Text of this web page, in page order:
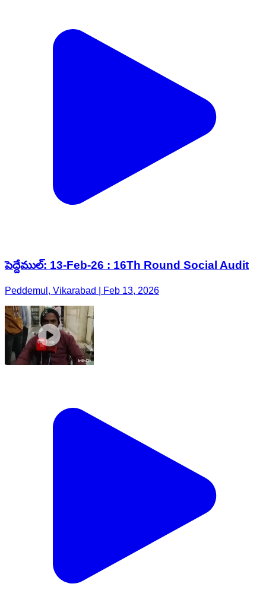
పెద్దేముల్: 13-Feb-26 : 16Th Round Social Audit
Peddemul, Vikarabad | Feb 13, 2026